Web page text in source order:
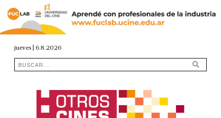
jueves | 6.8.2026